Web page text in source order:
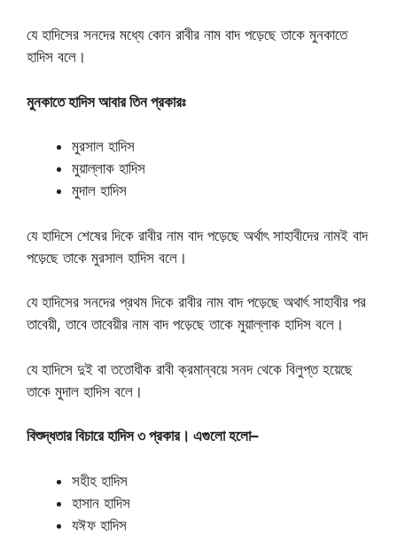
যে হাদিসের সনদের মধ্যে কোন রাবীর নাম বাদ পড়েছে তাকে মুনকাতে
হাদিস বলে।
মুনকাতে হাদিস আবার তিন প্রকারঃ
মুরসাল হাদিস
মুয়াল্লাক হাদিস
মুদাল হাদিস
যে হাদিসে শেষের দিকে রাবীর নাম বাদ পড়েছে অর্থাৎ সাহাবীদের নামই বাদ
পড়েছে তাকে মুরসাল হাদিস বলে।
যে হাদিসের সনদের প্রথম দিকে রাবীর নাম বাদ পড়েছে অথার্ৎ সাহাবীর পর
তাবেয়ী, তাবে তাবেয়ীর নাম বাদ পড়েছে তাকে মুয়াল্লাক হাদিস বলে।
যে হাদিসে দুই বা ততোধীক রাবী ক্রমান্বয়ে সনদ থেকে বিলুপ্ত হয়েছে
তাকে মুদাল হাদিস বলে।
বিশুদ্ধতার বিচারে হাদিস ৩ প্রকার। এগুলো হলো–
সহীহ হাদিস
হাসান হাদিস
যঈফ হাদিস